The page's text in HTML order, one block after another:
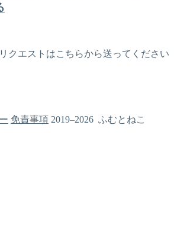
クエストはこちらから送ってください
免責事項 2019–2026 ふむとねこ